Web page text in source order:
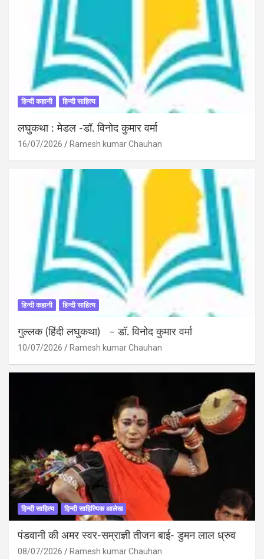
हिन्दी कहानी हिन्दी साहित्य
लघुकथा : मेडल -डॉ. विनोद कुमार वर्मा
16/07/2026 Ramesh kumar Chauhan
हिन्दी कहानी हिन्दी साहित्य
गुल्लक (हिंदी लघुकथा) – डॉ. विनोद कुमार वर्मा
10/07/2026 Ramesh kumar Chauhan
हिन्दी साहित्य हिन्दी साहित्यिक आलेख
पंडवानी की अमर स्वर-सम्राज्ञी तीजन बाई- डुमन लाल ध्रुव
08/07/2026 Ramesh kumar Chauhan